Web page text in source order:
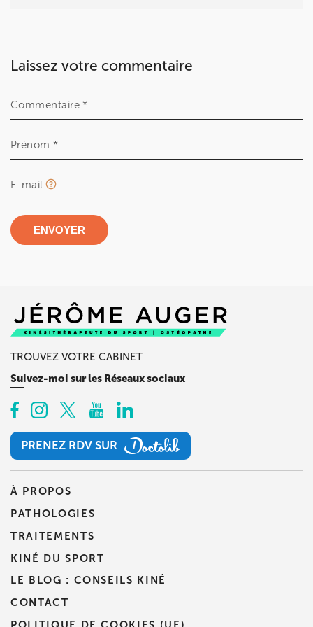
Laissez votre commentaire
Commentaire *
Prénom *
E-mail
ENVOYER
TROUVEZ VOTRE CABINET
Suivez-moi sur les Réseaux sociaux
PRENEZ RDV SUR
PRENEZ RDV SUR
À PROPOS
PATHOLOGIES
TRAITEMENTS
KINÉ DU SPORT
LE BLOG : CONSEILS KINÉ
CONTACT